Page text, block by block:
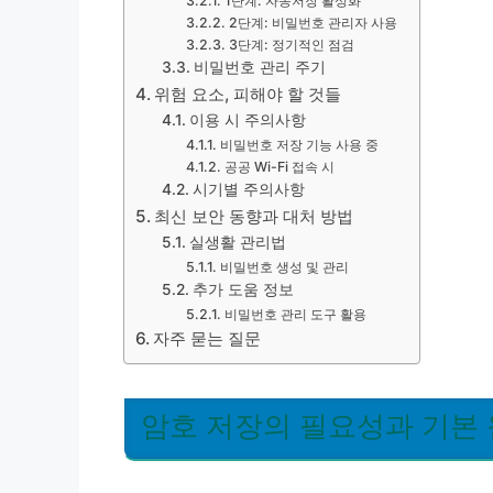
2단계: 비밀번호 관리자 사용
3단계: 정기적인 점검
비밀번호 관리 주기
위험 요소, 피해야 할 것들
이용 시 주의사항
비밀번호 저장 기능 사용 중
공공 Wi-Fi 접속 시
시기별 주의사항
최신 보안 동향과 대처 방법
실생활 관리법
비밀번호 생성 및 관리
추가 도움 정보
비밀번호 관리 도구 활용
자주 묻는 질문
암호 저장의 필요성과 기본